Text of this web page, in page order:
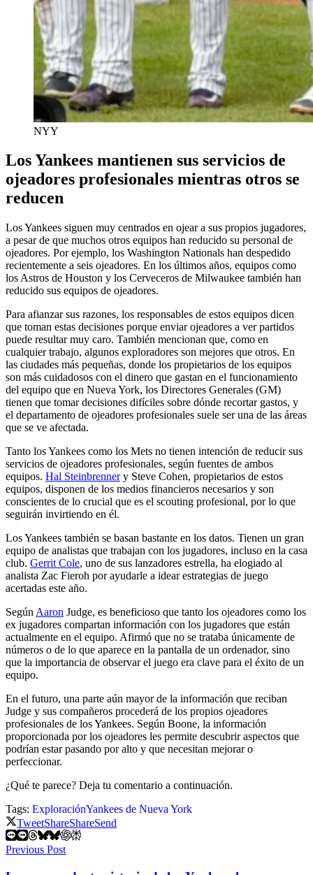
NYY
Los Yankees mantienen sus servicios de
ojeadores profesionales mientras otros se
reducen
Los Yankees siguen muy centrados en ojear a sus propios jugadores,
a pesar de que muchos otros equipos han reducido su personal de
ojeadores. Por ejemplo, los Washington Nationals han despedido
recientemente a seis ojeadores. En los últimos años, equipos como
los Astros de Houston y los Cerveceros de Milwaukee también han
reducido sus equipos de ojeadores.
Para afianzar sus razones, los responsables de estos equipos dicen
que toman estas decisiones porque enviar ojeadores a ver partidos
puede resultar muy caro. También mencionan que, como en
cualquier trabajo, algunos exploradores son mejores que otros. En
las ciudades más pequeñas, donde los propietarios de los equipos
son más cuidadosos con el dinero que gastan en el funcionamiento
del equipo que en Nueva York, los Directores Generales (GM)
tienen que tomar decisiones difíciles sobre dónde recortar gastos, y
el departamento de ojeadores profesionales suele ser una de las áreas
que se ve afectada.
Tanto los Yankees como los Mets no tienen intención de reducir sus
servicios de ojeadores profesionales, según fuentes de ambos
equipos. Hal Steinbrennery Steve Cohen, propietarios de estos
equipos, disponen de los medios financieros necesarios y son
conscientes de lo crucial que es el scouting profesional, por lo que
seguirán invirtiendo en él.
Los Yankees también se basan bastante en los datos. Tienen un gran
equipo de analistas que trabajan con los jugadores, incluso en la casa
club. Gerrit Cole, uno de sus lanzadores estrella, ha elogiado al
analista Zac Fieroh por ayudarle a idear estrategias de juego
acertadas este año.
Según Aaron Judge, es beneficioso que tanto los ojeadores como los
ex jugadores compartan información con los jugadores que están
actualmente en el equipo. Afirmó que no se trataba únicamente de
números o de lo que aparece en la pantalla de un ordenador, sino
que la importancia de observar el juego era clave para el éxito de un
equipo.
En el futuro, una parte aún mayor de la información que reciban
Judge y sus compañeros procederá de los propios ojeadores
profesionales de los Yankees. Según Boone, la información
proporcionada por los ojeadores les permite descubrir aspectos que
podrían estar pasando por alto y que necesitan mejorar o
perfeccionar.
¿Qué te parece? Deja tu comentario a continuación.
Tags: ExploraciónYankees de Nueva York
TweetShareShareSend
Previous Post